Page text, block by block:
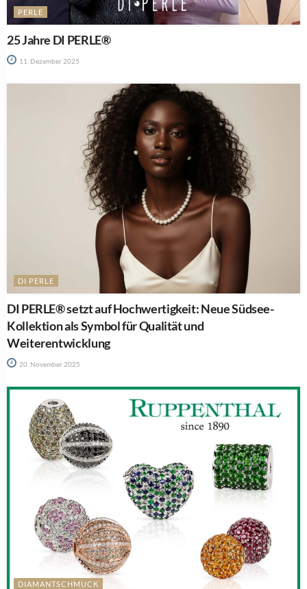
PERLE
25 Jahre DI PERLE®
11. Dezember 2025
DI PERLE
DI PERLE® setzt auf Hochwertigkeit: Neue Südsee-
Kollektion als Symbol für Qualität und
Weiterentwicklung
20. November 2025
DIAMANTSCHMUCK